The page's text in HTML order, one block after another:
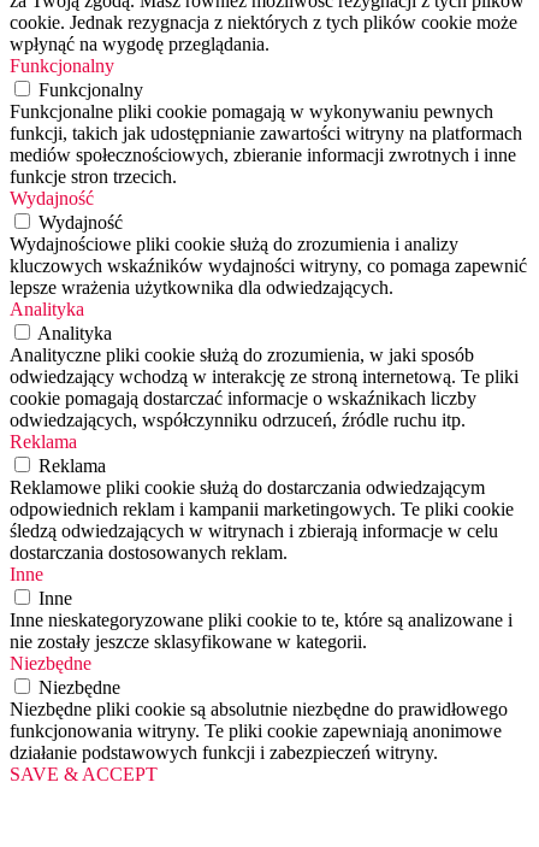
cookie. Jednak rezygnacja z niektórych z tych plików cookie może
wpłynąć na wygodę przeglądania.
Funkcjonalny
Funkcjonalny
Funkcjonalne pliki cookie pomagają w wykonywaniu pewnych
funkcji, takich jak udostępnianie zawartości witryny na platformach
mediów społecznościowych, zbieranie informacji zwrotnych i inne
funkcje stron trzecich.
Wydajność
Wydajność
Wydajnościowe pliki cookie służą do zrozumienia i analizy
kluczowych wskaźników wydajności witryny, co pomaga zapewnić
lepsze wrażenia użytkownika dla odwiedzających.
Analityka
Analityka
Analityczne pliki cookie służą do zrozumienia, w jaki sposób
odwiedzający wchodzą w interakcję ze stroną internetową. Te pliki
cookie pomagają dostarczać informacje o wskaźnikach liczby
odwiedzających, współczynniku odrzuceń, źródle ruchu itp.
Reklama
Reklama
Reklamowe pliki cookie służą do dostarczania odwiedzającym
odpowiednich reklam i kampanii marketingowych. Te pliki cookie
śledzą odwiedzających w witrynach i zbierają informacje w celu
dostarczania dostosowanych reklam.
Inne
Inne
Inne nieskategoryzowane pliki cookie to te, które są analizowane i
nie zostały jeszcze sklasyfikowane w kategorii.
Niezbędne
Niezbędne
Niezbędne pliki cookie są absolutnie niezbędne do prawidłowego
funkcjonowania witryny. Te pliki cookie zapewniają anonimowe
działanie podstawowych funkcji i zabezpieczeń witryny.
SAVE & ACCEPT